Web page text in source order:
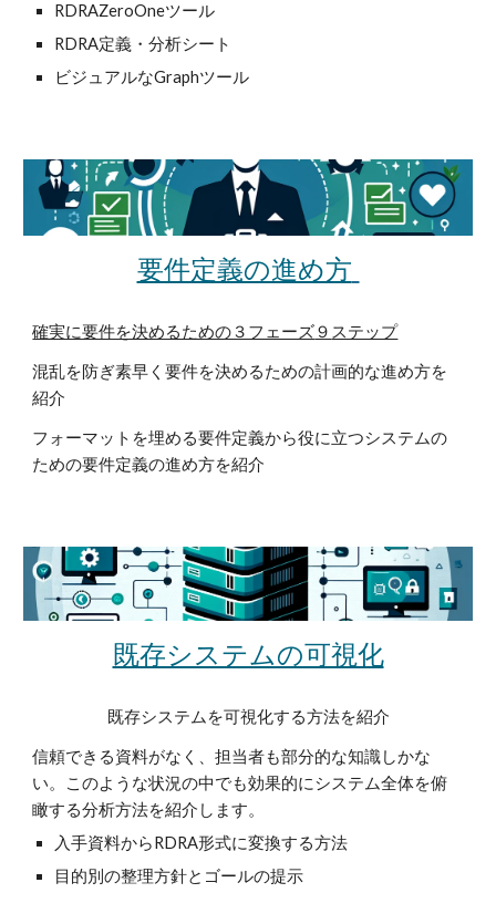
RDRAZeroOneツール
RDRA定義・分析シート
ビジュアルなGraphツール
要件定義の進め方
確実に要件を決めるための３フェーズ９ ステップ
混乱を防ぎ素早く要件を決めるための計画的な進め方を
紹介
フォーマットを埋める要件定義から役に立つシステムの
ための要件定義の進め方を紹介
既存システムの可視化
既存システムを可視化する方法を紹介
信頼できる資料がなく、担当者も部分的な知識しかな
い。このような状況の中でも効果的にシステム全体を俯
瞰する分析方法を紹介します。
入手資料からRDRA形式に変換する方法
目的別の整理方針とゴールの提示